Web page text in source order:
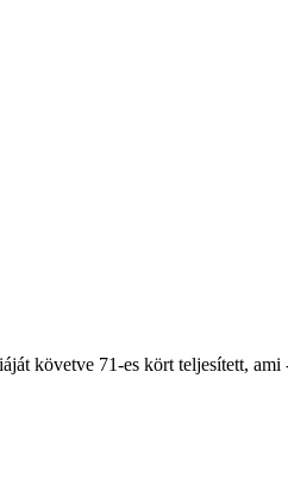
követve 71-es kört teljesített,